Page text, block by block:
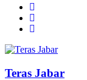
Teras Jabar